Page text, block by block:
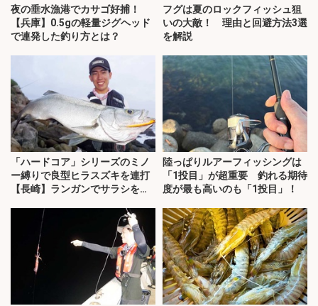
夜の垂水漁港でカサゴ好捕！
【兵庫】0.5gの軽量ジグヘッド
で連発した釣り方とは？
フグは夏のロックフィッシュ狙
いの大敵！ 理由と回避方法3選
を解説
「ハードコア」シリーズのミノ
ー縛りで良型ヒラスズキを連打
【長崎】ランガンでサラシを攻
陸っぱりルアーフィッシングは
「1投目」が超重要 釣れる期待
度が最も高いのも「1投目」！